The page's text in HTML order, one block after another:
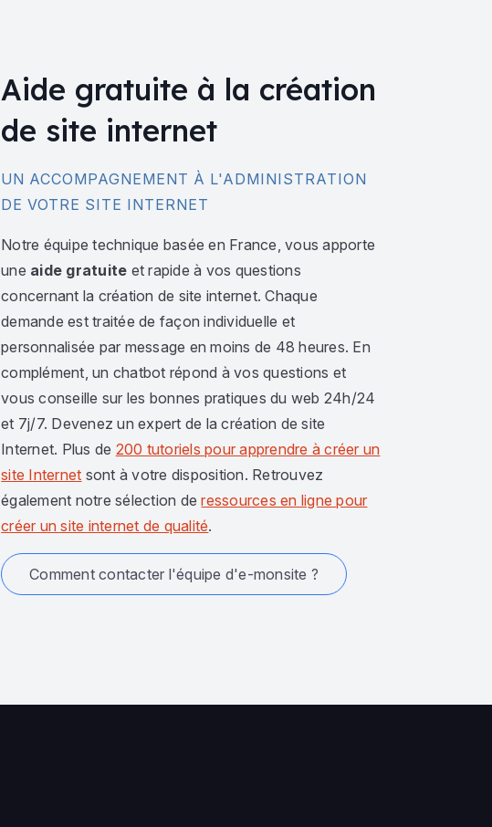
Aide gratuite à la création
de site internet
UN ACCOMPAGNEMENT À L'ADMINISTRATION
DE VOTRE SITE INTERNET
Notre équipe technique basée en France, vous apporte
une aide gratuite et rapide à vos questions
concernant la création de site internet. Chaque
demande est traitée de façon individuelle et
personnalisée par message en moins de 48 heures. En
complément, un chatbot répond à vos questions et
vous conseille sur les bonnes pratiques du web 24h/24
et 7j/7. Devenez un expert de la création de site
Internet. Plus de 200 tutoriels pour apprendre à créer un
site Internet sont à votre disposition. Retrouvez
également notre sélection deressources en ligne pour
créer un site internet de qualité.
Comment contacter l'équipe d'e-monsite ?